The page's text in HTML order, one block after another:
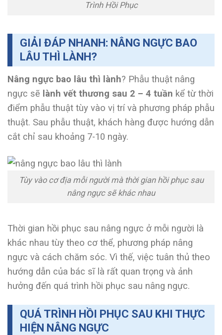
Trình Hồi Phục
GIẢI ĐÁP NHANH: NÂNG NGỰC BAO
LÂU THÌ LÀNH?
Nâng ngực bao lâu thì lành? Phẫu thuật nâng
ngực sẽ lành vết thương sau 2 – 4 tuần kể từ thời
điểm phẫu thuật tùy vào vị trí và phương pháp phẫu
thuật. Sau phẫu thuật, khách hàng được hướng dẫn
cắt chỉ sau khoảng 7-10 ngày.
Tùy vào cơ địa mỗi người mà thời gian hồi phục sau
nâng ngực sẽ khác nhau
Thời gian hồi phục sau nâng ngực ở mỗi người là
khác nhau tùy theo cơ thể, phương pháp nâng
ngực và cách chăm sóc. Vì thế, việc tuân thủ theo
hướng dẫn của bác sĩ là rất quan trọng và ảnh
hưởng đến quá trình hồi phục sau nâng ngực.
QUÁ TRÌNH HỒI PHỤC SAU KHI THỰC
HIỆN NÂNG NGỰC